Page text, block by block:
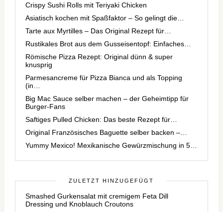
Crispy Sushi Rolls mit Teriyaki Chicken
Asiatisch kochen mit Spaßfaktor – So gelingt die…
Tarte aux Myrtilles – Das Original Rezept für…
Rustikales Brot aus dem Gusseisentopf: Einfaches…
Römische Pizza Rezept: Original dünn & super
knusprig
Parmesancreme für Pizza Bianca und als Topping
(in…
Big Mac Sauce selber machen – der Geheimtipp für
Burger-Fans
Saftiges Pulled Chicken: Das beste Rezept für…
Original Französisches Baguette selber backen –…
Yummy Mexico! Mexikanische Gewürzmischung in 5…
ZULETZT HINZUGEFÜGT
Smashed Gurkensalat mit cremigem Feta Dill
Dressing und Knoblauch Croutons